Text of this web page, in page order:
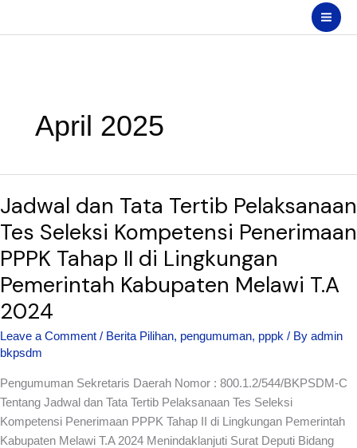
April 2025
Jadwal dan Tata Tertib Pelaksanaan
Tes Seleksi Kompetensi Penerimaan
PPPK Tahap II di Lingkungan
Pemerintah Kabupaten Melawi T.A
2024
Leave a Comment / Berita Pilihan, pengumuman, pppk / By admin
bkpsdm
Pengumuman Sekretaris Daerah Nomor : 800.1.2/544/BKPSDM-C
Tentang Jadwal dan Tata Tertib Pelaksanaan Tes Seleksi
Kompetensi Penerimaan PPPK Tahap II di Lingkungan Pemerintah
Kabupaten Melawi T.A 2024 Menindaklanjuti Surat Deputi Bidang
dan
Tata
Tertib
Pelaksanaan
Tes
Kompetensi
Penerimaan
PPPK